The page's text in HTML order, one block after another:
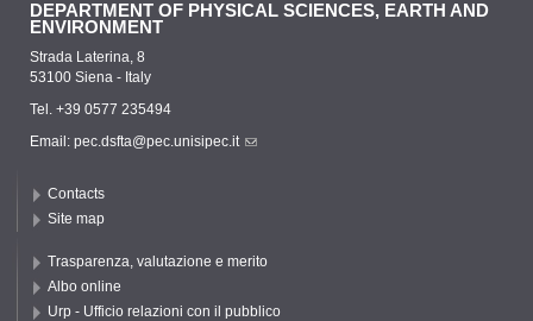
DEPARTMENT OF PHYSICAL SCIENCES, EARTH AND
ENVIRONMENT
Strada Laterina, 8
53100 Siena - Italy
Tel. +39 0577 235494
Email: pec.dsfta@pec.unisipec.it
Contacts
Site map
Trasparenza, valutazione e merito
Albo online
Urp - Ufficio relazioni con il pubblico